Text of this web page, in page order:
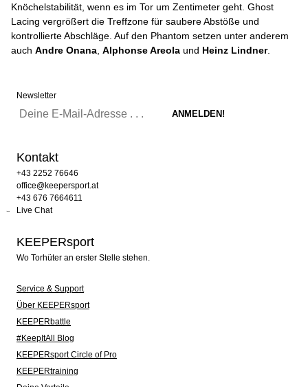
Knöchelstabilität, wenn es im Tor um Zentimeter geht. Ghost
Lacing vergrößert die Treffzone für saubere Abstöße und
kontrollierte Abschläge. Auf den Phantom setzen unter anderem
auch Andre Onana Alphonse Areola und Heinz Lindner.
Newsletter
Kontakt
+43 2252 76646
office@keepersport.at
+43 676 7664611
Live Chat
KEEPERsport
Wo Torhüter an erster Stelle stehen.
Service & Support
Über KEEPERsport
KEEPERbattle
#KeepItAll Blog
KEEPERsport Circle of Pro
KEEPERtraining